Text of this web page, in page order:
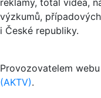
výzkumů,
i České republiky.
Provozovatelem
(AKTV).